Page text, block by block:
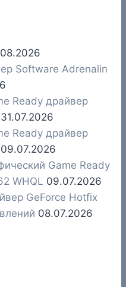
Software Adrenalin
Ready драйвер
31.07.2026
Ready драйвер
09.07.2026
Game Ready
WHQL 09.07.2026
GeForce Hotfix
08.07.2026